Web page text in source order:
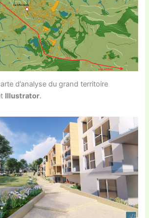
d’analyse du grand territoire
Illustrator.